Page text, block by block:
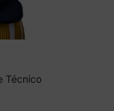
Técnico